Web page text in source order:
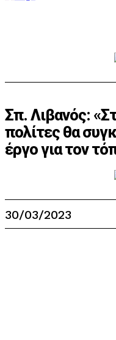
Σπ. Λιβανός:
πολίτες θα
έργο για τον
30/03/2023